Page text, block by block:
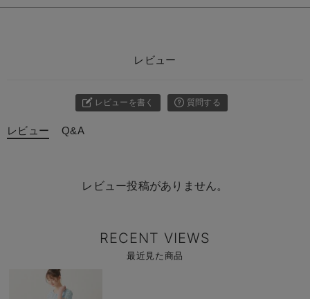
レビュー
レビューを書く 質問する
レビュー Q&A
レビュー投稿がありません。
RECENT VIEWS
最近見た商品